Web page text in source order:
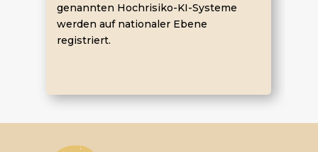
genannten Hochrisiko-KI-Systeme
werden auf nationaler Ebene
registriert.